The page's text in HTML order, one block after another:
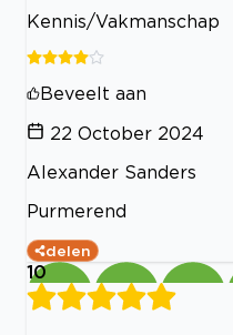
Kennis/Vakmanschap
Beveelt aan
22 October 2024
Alexander Sanders
Purmerend
delen
10